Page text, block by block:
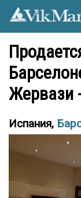
Жервази
Испания,